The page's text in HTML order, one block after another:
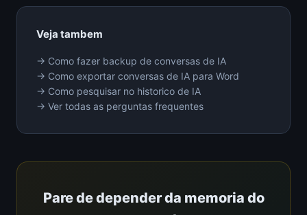
Veja tambem
→ Como fazer backup de conversas de IA
→ Como exportar conversas de IA para Word
→ Como pesquisar no historico de IA
→ Ver todas as perguntas frequentes
Pare de depender da memoria do